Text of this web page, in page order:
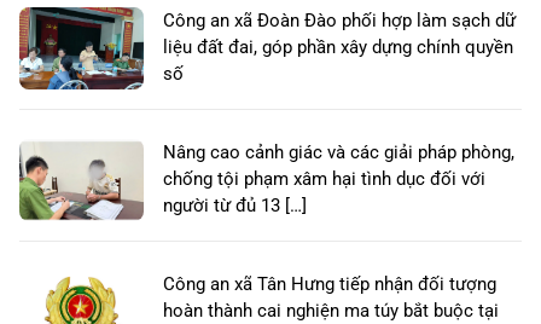
Công an xã Đoàn Đào phối hợp làm sạch dữ
liệu đất đai, góp phần xây dựng chính quyền
số
Nâng cao cảnh giác và các giải pháp phòng,
chống tội phạm xâm hại tình dục đối với
người từ đủ 13 […]
Công an xã Tân Hưng tiếp nhận đối tượng
hoàn thành cai nghiện ma túy bắt buộc tại